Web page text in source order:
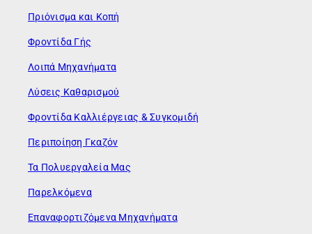
Πριόνισμα και Κοπή
Φροντίδα Γής
Λοιπά Μηχανήματα
Λύσεις Καθαρισμού
Φροντίδα Καλλιέργειας & Συγκομιδή
Περιποίηση Γκαζόν
Τα Πολυεργαλεία Μας
Παρελκόμενα
Επαναφορτιζόμενα Μηχανήματα